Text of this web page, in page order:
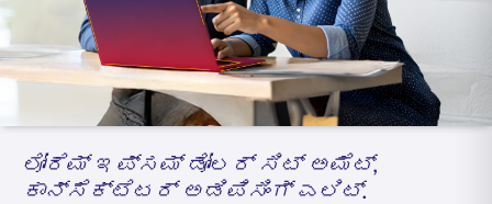
ENGLISH
ಆನ್‌ಲೈನ್‌ನಲ್ಲಿ ಖರೀದಿಸಿ ಪ್ರೀಮಿಯಂ ಪಾವತಿಸಿ
1800 267 9090
ಲೋರೆಮ್ ಇಪ್ಸಮ್ ಡೋಲರ್ ಸಿಟ್ ಅಮೆಟ್,
ಕಾನ್ಸೆಕ್ಟೆಟರ್ ಅಡಿಪಿಸಿಂಗ್ ಎಲಿಟ್.